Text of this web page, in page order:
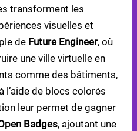
transforment les
visuelles et
de Future Engineer, où
une ville virtuelle en
comme des bâtiments,
l’aide de blocs colorés
leur permet de gagner
Badges, ajoutant une